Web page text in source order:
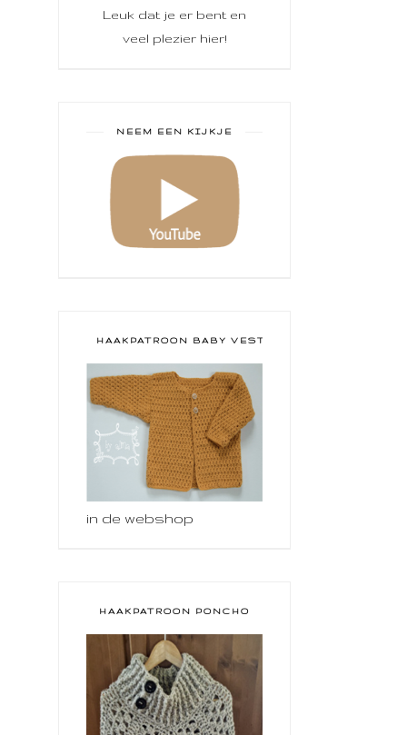
Leuk dat je er bent en
veel plezier hier!
NEEM EEN KIJKJE
HAAKPATROON BABY VESTJE
in de webshop
HAAKPATROON PONCHO